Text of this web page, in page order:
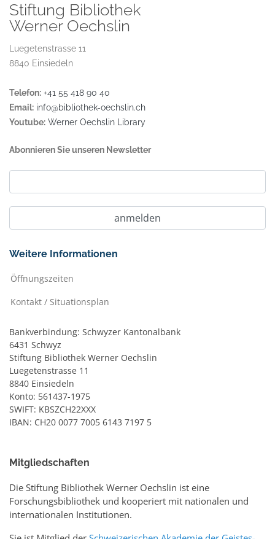
Stiftung Bibliothek
Werner Oechslin
Luegetenstrasse 11
8840 Einsiedeln
Telefon: +41 55 418 90 40
Email: info@bibliothek-oechslin.ch
Youtube: Werner Oechslin Library
Abonnieren Sie unseren Newsletter
Weitere Informationen
Öffnungszeiten
Kontakt / Situationsplan
Bankverbindung: Schwyzer Kantonalbank
6431 Schwyz
Stiftung Bibliothek Werner Oechslin
Luegetenstrasse 11
8840 Einsiedeln
Konto: 561437-1975
SWIFT: KBSZCH22XXX
IBAN: CH20 0077 7005 6143 7197 5
Mitgliedschaften
Die Stiftung Bibliothek Werner Oechslin ist eine
Forschungsbibliothek und kooperiert mit nationalen und
internationalen Institutionen.